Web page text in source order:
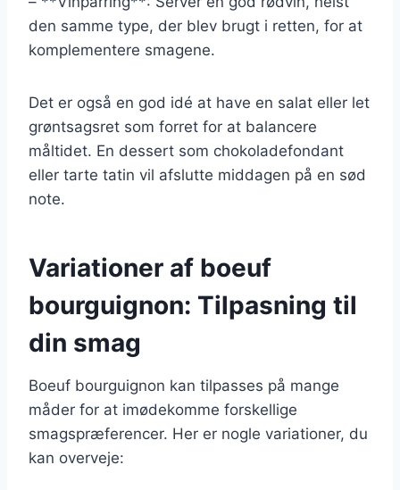
den samme type, der blev brugt i retten, for at
komplementere smagene.
Det er også en god idé at have en salat eller let
grøntsagsret som forret for at balancere
måltidet. En dessert som chokoladefondant
eller tarte tatin vil afslutte middagen på en sød
note.
Variationer af boeuf
bourguignon: Tilpasning til
din smag
Boeuf bourguignon kan tilpasses på mange
måder for at imødekomme forskellige
smagspræferencer. Her er nogle variationer, du
kan overveje: